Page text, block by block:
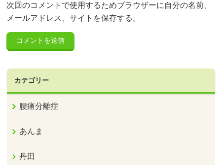
次回のコメントで使用するためブラウザーに自分の名前、
メールアドレス、サイトを保存する。
カテゴリー
腰痛分離症
あんま
丹田